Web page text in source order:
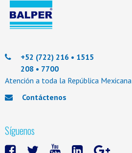
+52 (722) 216 • 1515
208 • 7700
Atención a toda la República Mexicana
Contáctenos
Síguenos